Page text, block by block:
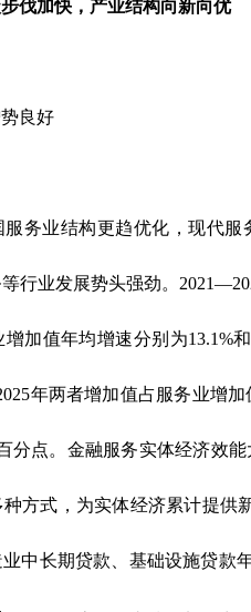
加快，产业结构向新向优
良好
业结构更趋优化，现代服
行业发展势头强劲。 2021—
加值年均增速分别为13.1%和
年两者增加值占服务业增
分点。金融服务实体经济效
方式，为实体经济累计提供
中长期贷款、基础设施贷款